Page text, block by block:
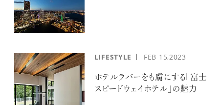
LIFESTYLE FEB 15,2023
ホテルラバーをも虜にする「富士
スピードウェイホテル」の魅力